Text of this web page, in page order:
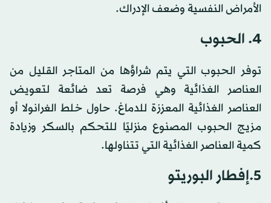
الأمراض النفسية وضعف الإدراك.
4. الحبوب
توفر الحبوب التي يتم شراؤها من المتاجر القليل من
العناصر الغذائية وهي فرصة تعد ضائعة لتعويض
العناصر الغذائية المعززة للدماغ. حاول خلط الغرانولا أو
مزيج الحبوب المصنوع منزليًا للتحكم بالسكر وزيادة
كمية العناصر الغذائية التي تتناولها.
5.إفطار البوريتو